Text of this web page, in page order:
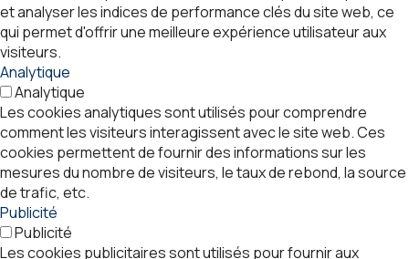
et analyser les indices de performance clés du site web, ce
qui permet d'offrir une meilleure expérience utilisateur aux
visiteurs.
Analytique
Analytique
Les cookies analytiques sont utilisés pour comprendre
comment les visiteurs interagissent avec le site web. Ces
cookies permettent de fournir des informations sur les
mesures du nombre de visiteurs, le taux de rebond, la source
de trafic, etc.
Publicité
Publicité
Les cookies publicitaires sont utilisés pour fournir aux